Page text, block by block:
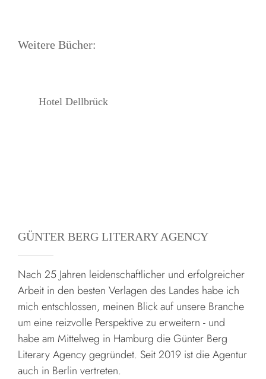
Weitere Bücher:
Hotel Dellbrück
GÜNTER BERG LITERARY AGENCY
Nach 25 Jahren leidenschaftlicher und erfolgreicher
Arbeit in den besten Verlagen des Landes habe ich
mich entschlossen, meinen Blick auf unsere Branche
um eine reizvolle Perspektive zu erweitern - und
habe am Mittelweg in Hamburg die Günter Berg
Literary Agency gegründet. Seit 2019 ist die Agentur
auch in Berlin vertreten.